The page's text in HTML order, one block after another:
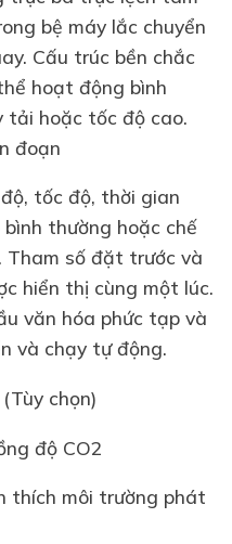
bệ máy lắc chuyển
Cấu trúc bền chắc
hoạt động bình
tải hoặc tốc độ cao.
đoạn
tốc độ, thời gian
thường hoặc chế
Tham số đặt trước và
hiển thị cùng một lúc.
văn hóa phức tạp và
và chạy tự động.
chọn)
độ CO2
thích môi trường phát